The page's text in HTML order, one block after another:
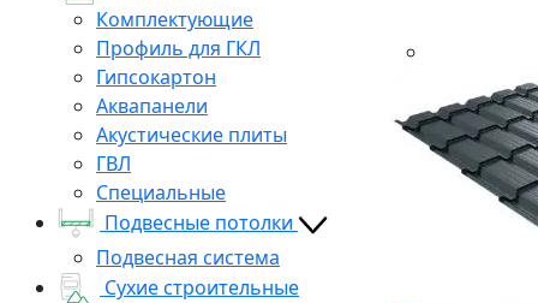
Комплектующие
Профиль для ГКЛ
Гипсокартон
Аквапанели
Акустические плиты
ГВЛ
Специальные
Подвесные потолки
Подвесная система
Сухие строительные